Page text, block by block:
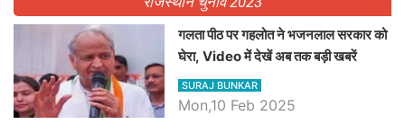
गलता पीठ पर गहलोत ने भजनलाल सरकार को
घेरा, Video में देखें अब तक बड़ी खबरें
SURAJ BUNKAR
Mon,10 Feb 2025